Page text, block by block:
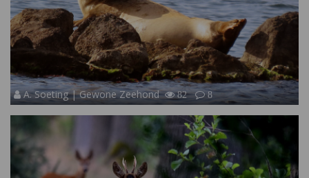
A. Soeting | Gewone Zeehond 82 8